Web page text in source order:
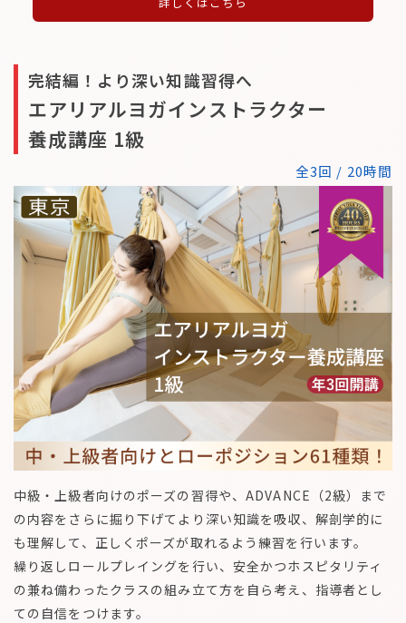
完結編！より深い知識習得へ
エアリアルヨガインストラクター
養成講座 1級
全3回 / 20時間
中級・上級者向けのポーズの習得や、ADVANCE（2級）まで
の内容をさらに掘り下げてより深い知識を吸収、解剖学的に
も理解して、正しくポーズが取れるよう練習を行います。
繰り返しロールプレイングを行い、安全かつホスピタリティ
の兼ね備わったクラスの組み立て方を自ら考え、指導者とし
ての自信をつけます。